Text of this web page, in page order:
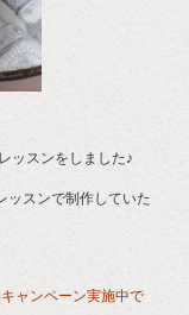
ッスンをしました♪
ッスンで制作していた
ャンペーン実施中で